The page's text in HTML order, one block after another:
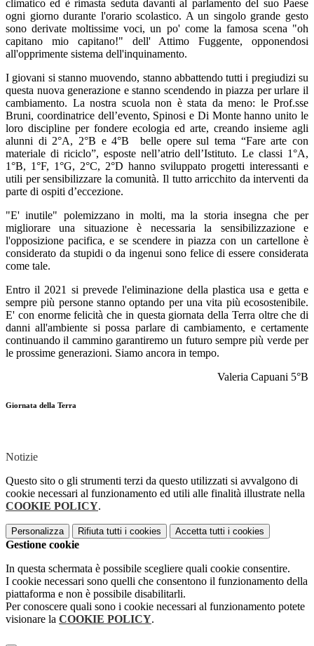
climatico ed è rimasta seduta davanti al parlamento del suo Paese
ogni giorno durante l'orario scolastico. A un singolo grande gesto
sono derivate moltissime voci, un po' come la famosa scena "oh
capitano mio capitano!" dell' Attimo Fuggente, opponendosi
all'opprimente sistema dell'inquinamento.
I giovani si stanno muovendo, stanno abbattendo tutti i pregiudizi su
questa nuova generazione e stanno scendendo in piazza per urlare il
cambiamento. La nostra scuola non è stata da meno: le Prof.sse
Bruni, coordinatrice dell’evento, Spinosi e Di Monte hanno unito le
loro discipline per fondere ecologia ed arte, creando insieme agli
alunni di 2°A, 2°B e 4°B belle opere sul tema “Fare arte con
materiale di riciclo”, esposte nell’atrio dell’Istituto. Le classi 1°A,
1°B, 1°F, 1°G, 2°C, 2°D hanno sviluppato progetti interessanti e
utili per sensibilizzare la comunità. Il tutto arricchito da interventi da
parte di ospiti d’eccezione.
"E' inutile" polemizzano in molti, ma la storia insegna che per
migliorare una situazione è necessaria la sensibilizzazione e
l'opposizione pacifica, e se scendere in piazza con un cartellone è
considerato da stupidi o da ingenui sono felice di essere considerata
come tale.
Entro il 2021 si prevede l'eliminazione della plastica usa e getta e
sempre più persone stanno optando per una vita più ecosostenibile.
E' con enorme felicità che in questa giornata della Terra oltre che di
danni all'ambiente si possa parlare di cambiamento, e certamente
continuando il cammino garantiremo un futuro sempre più verde per
le prossime generazioni. Siamo ancora in tempo.
Valeria Capuani 5°B
Giornata della Terra
Notizie
Questo sito o gli strumenti terzi da questo utilizzati si avvalgono di
cookie necessari al funzionamento ed utili alle finalità illustrate nella
COOKIE POLICY.
Personalizza Rifiuta tutti i cookies Accetta tutti i cookies
Gestione cookie
In questa schermata è possibile scegliere quali cookie consentire.
I cookie necessari sono quelli che consentono il funzionamento della
piattaforma e non è possibile disabilitarli.
Per conoscere quali sono i cookie necessari al funzionamento potete
visionare la COOKIE POLICY.